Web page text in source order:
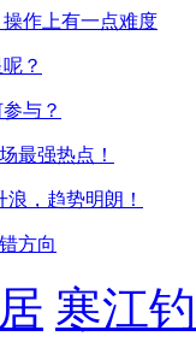
作上有一点难度
？
与？
最强热点！
浪，趋势明朗！
方向
寒江